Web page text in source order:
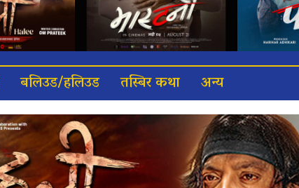
बलिउड/हलिउड तस्बिर कथा अन्य